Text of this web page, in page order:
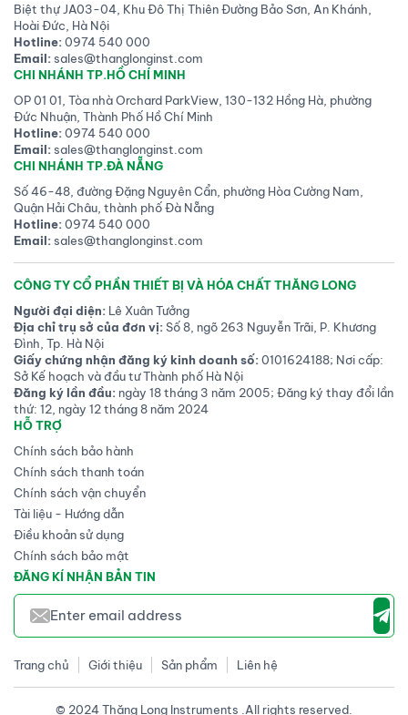
Biệt thự JA03-04, Khu Đô Thị Thiên Đường Bảo Sơn, An Khánh,
Hoài Đức, Hà Nội
Hotline:0974 540 000
Email:sales@thanglonginst.com
CHI NHÁNH TP.HỒ CHÍ MINH
OP 01 01, Tòa nhà Orchard ParkView, 130-132 Hồng Hà, phường
Đức Nhuận, Thành Phố Hồ Chí Minh
Hotline:0974 540 000
Email:sales@thanglonginst.com
CHI NHÁNH TP.ĐÀ NẴNG
Số 46-48, đường Đặng Nguyên Cẩn, phường Hòa Cường Nam,
Quận Hải Châu, thành phố Đà Nẵng
Hotline:0974 540 000
Email:sales@thanglonginst.com
CÔNG TY CỔ PHẦN THIẾT BỊ VÀ HÓA CHẤT THĂNG LONG
Người đại diện: Lê Xuân Tưởng
Địa chỉ trụ sở của đơn vị:Số 8, ngõ 263 Nguyễn Trãi, P. Khương
Đình, Tp. Hà Nội
Giấy chứng nhận đăng ký kinh doanh số:0101624188; Nơi cấp:
Sở Kế hoạch và đầu tư Thành phố Hà Nội
Đăng ký lần đầu: ngày 18 tháng 3 năm 2005; Đăng ký thay đổi lần
thứ: 12, ngày 12 tháng 8 năm 2024
HỖ TRỢ
Chính sách bảo hành
Chính sách thanh toán
Chính sách vận chuyển
Tài liệu - Hướng dẫn
Điều khoản sử dụng
Chính sách bảo mật
ĐĂNG KÍ NHẬN BẢN TIN
Trang chủ Giới thiệu Sản phẩm Liên hệ
© 2024 Thăng Long Instruments .All rights reserved.